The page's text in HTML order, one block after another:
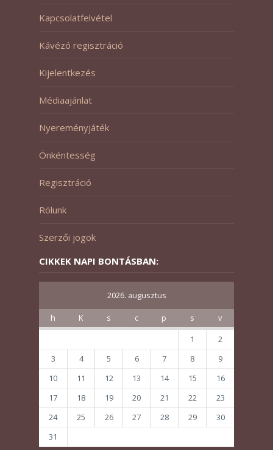
Kapcsolatfelvétel
Kávézó regisztráció
Kijelentkezés
Médiaajánlat
Nyereményjáték
Önkéntesség
Regisztráció
Rólunk
Szerzői jogok
CIKKEK NAPI BONTÁSBAN:
2026. augusztus
h K s c p s
v
1
2
3
4 5 6 7 8
9
10
11 12 13 14 15
16
17
18 19 20 21 22
23
24
25 26 27 28 29
30
31